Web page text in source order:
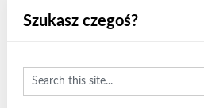
Szukasz czegoś?